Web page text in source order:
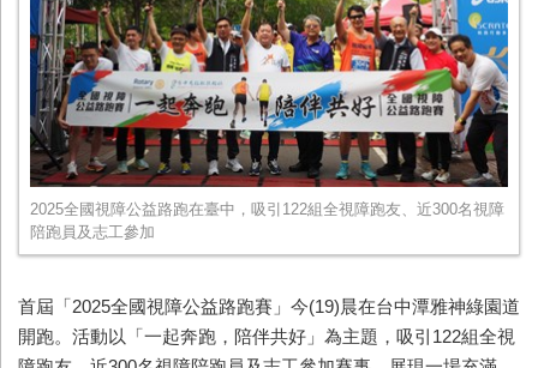
2025全國視障公益路跑在臺中，吸引122組全視障跑友、近300名視障
陪跑員及志工參加
首屆「2025全國視障公益路跑賽」今(19)晨在台中潭雅神綠園道
開跑。活動以「一起奔跑，陪伴共好」為主題，吸引 122組全視